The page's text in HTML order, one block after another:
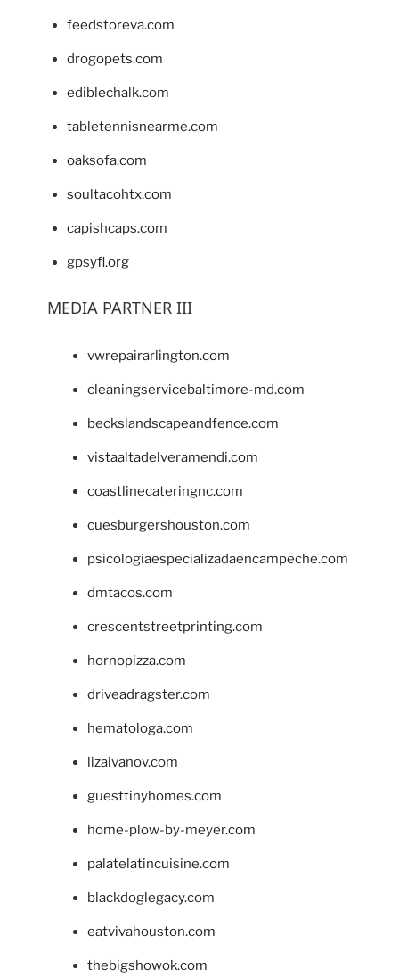
feedstoreva.com
drogopets.com
ediblechalk.com
tabletennisnearme.com
oaksofa.com
soultacohtx.com
capishcaps.com
gpsyfl.org
MEDIA PARTNER III
vwrepairarlington.com
cleaningservicebaltimore-md.com
beckslandscapeandfence.com
vistaaltadelveramendi.com
coastlinecateringnc.com
cuesburgershouston.com
psicologiaespecializadaencampeche.com
dmtacos.com
crescentstreetprinting.com
hornopizza.com
driveadragster.com
hematologa.com
lizaivanov.com
guesttinyhomes.com
home-plow-by-meyer.com
palatelatincuisine.com
blackdoglegacy.com
eatvivahouston.com
thebigshowok.com